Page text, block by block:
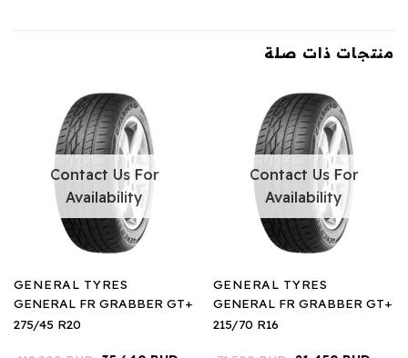
منتجات ذات صلة
Contact Us For
Availability
GENERAL TYRES
GENERAL FR GRABBER GT+
215/70 R16
Contact Us For
Availability
GENERAL TYRES
GENERAL FR GRABBER GT+
275/45 R20